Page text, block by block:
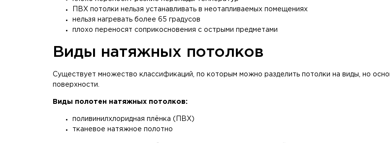
ПВХ потолки нельзя устанавливать в неотапливаемых помещениях
нельзя нагревать более 65 градусов
плохо переносят соприкосновения с острыми предметами
Виды натяжных потолков
Существует множество классификаций, по которым можно разделить потолки на виды, но
поверхности.
Виды полотен натяжных потолков:
поливинилхлоридная плёнка (ПВХ)
тканевое натяжное полотно